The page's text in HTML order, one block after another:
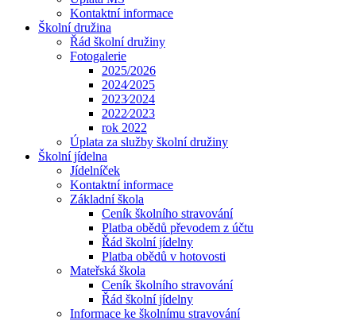
Kontaktní informace
Školní družina
Řád školní družiny
Fotogalerie
2025/2026
2024⁄2025
2023⁄2024
2022⁄2023
rok 2022
Úplata za služby školní družiny
Školní jídelna
Jídelníček
Kontaktní informace
Základní škola
Ceník školního stravování
Platba obědů převodem z účtu
Řád školní jídelny
Platba obědů v hotovosti
Mateřská škola
Ceník školního stravování
Řád školní jídelny
Informace ke školnímu stravování